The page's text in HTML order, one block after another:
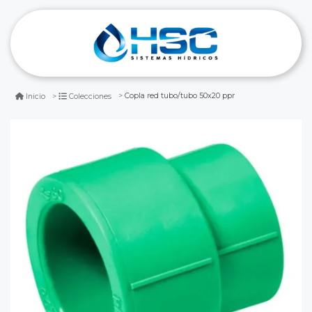
Inicio Colecciones Copla red tubo/tubo 50x20 ppr